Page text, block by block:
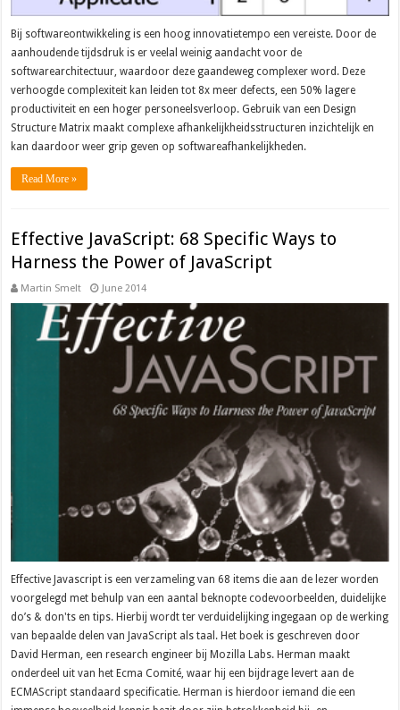
Bij softwareontwikkeling is een hoog innovatietempo een vereiste. Door de
aanhoudende tijdsdruk is er veelal weinig aandacht voor de
softwarearchitectuur, waardoor deze gaandeweg complexer word. Deze
verhoogde complexiteit kan leiden tot 8x meer defects, een 50% lagere
productiviteit en een hoger personeelsverloop. Gebruik van een Design
Structure Matrix maakt complexe afhankelijkheidsstructuren inzichtelijk en
kan daardoor weer grip geven op softwareafhankelijkheden.
Read More »
Effective JavaScript: 68 Specific Ways to
Harness the Power of JavaScript
Martin Smelt June 2014
Effective Javascript is een verzameling van 68 items die aan de lezer worden
voorgelegd met behulp van een aantal beknopte codevoorbeelden, duidelijke
do’s & don'ts en tips. Hierbij wordt ter verduidelijking ingegaan op de werking
van bepaalde delen van JavaScript als taal. Het boek is geschreven door
David Herman, een research engineer bij Mozilla Labs. Herman maakt
onderdeel uit van het Ecma Comité, waar hij een bijdrage levert aan de
ECMAScript standaard specificatie. Herman is hierdoor iemand die een